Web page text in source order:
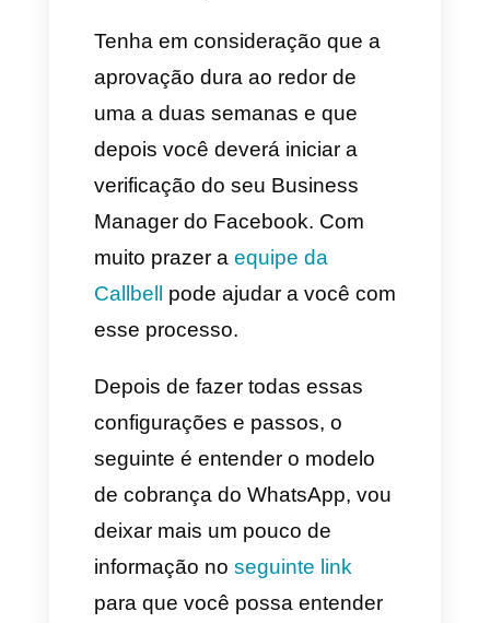
descobrir seus produtos.
Use etiquetas para segmentar
aos clientes.
API do WhatsApp Business
Assim como temos o app do
business normal para locais e
pequenas empresas, a
WhatsApp Businessestá
planejada para as grandes
companhias que recebem uma
grande quantidade
considerável de mensagens de
forma diária e mensal.